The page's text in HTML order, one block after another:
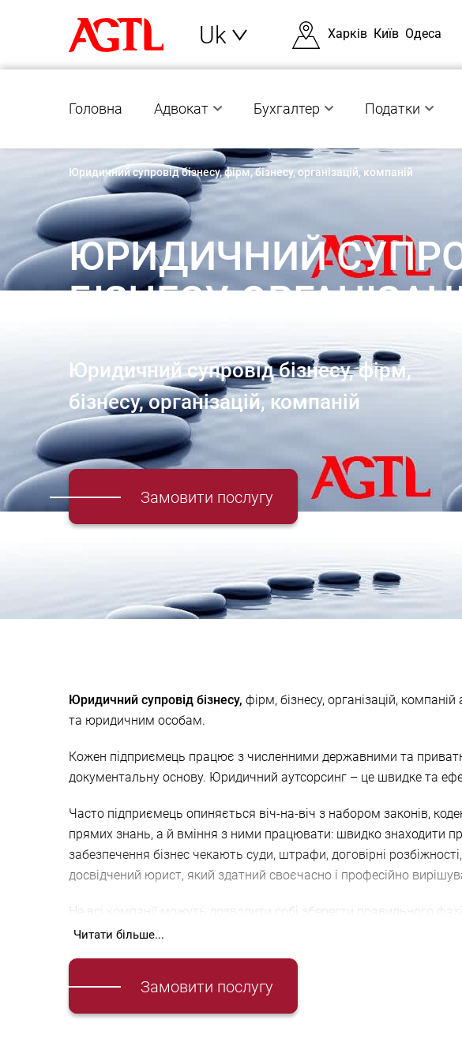
Uk Харків Київ Одеса
Головна Адвокат Бухгалтер Податки
Юридичний супровід бізнесу, фірм, бізнесу, організацій, компаній
ЮРИДИЧНИЙ
БІЗНЕСУ,
Юридичний супровід бізнесу, фірм,
бізнесу, організацій, компаній
Замовити послугу
Юридичний супровід бізнесу, фірм, бізнесу, організацій,
та юридичним особам.
Кожен підприємець працює з численними державними та
документальну основу. Юридичний аутсорсинг – це швидке та
Часто підприємець опиняється віч-на-віч з набором законів,
прямих знань, а й вміння з ними працювати: швидко знаходити
забезпечення бізнес чекають суди, штрафи, договірні
досвідчений юрист, який здатний своєчасно і професійно
Не всі компанії можуть дозволити собі зберегти правильного
Юристи AGTL Харків, Київ, Одеса спеціалізуються на наданні таких
ПРОФЕСІЙНА ПІДТРИМКА БІЗНЕСУ ВІД
Читати більше...
Замовити послугу